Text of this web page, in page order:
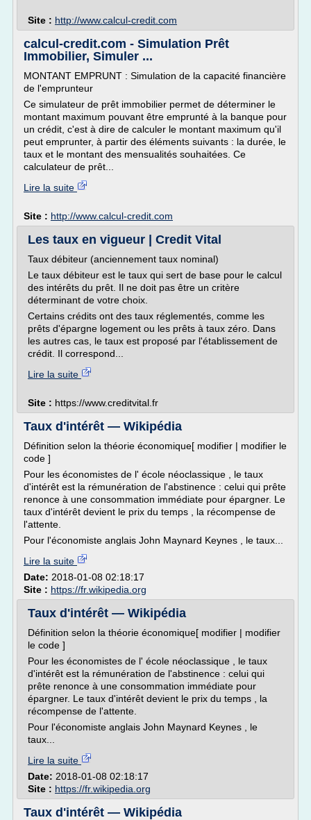
Site : http://www.calcul-credit.com
calcul-credit.com - Simulation Prêt
Immobilier, Simuler ...
MONTANT EMPRUNT : Simulation de la capacité financière
de l'emprunteur
Ce simulateur de prêt immobilier permet de déterminer le
montant maximum pouvant être emprunté à la banque pour
un crédit, c'est à dire de calculer le montant maximum qu'il
peut emprunter, à partir des éléments suivants : la durée, le
taux et le montant des mensualités souhaitées. Ce
calculateur de prêt...
Lire la suite
Site : http://www.calcul-credit.com
Les taux en vigueur | Credit Vital
Taux débiteur (anciennement taux nominal)
Le taux débiteur est le taux qui sert de base pour le calcul
des intérêts du prêt. Il ne doit pas être un critère
déterminant de votre choix.
Certains crédits ont des taux réglementés, comme les
prêts d'épargne logement ou les prêts à taux zéro. Dans
les autres cas, le taux est proposé par l'établissement de
crédit. Il correspond...
Lire la suite
Site : https://www.creditvital.fr
Taux d'intérêt — Wikipédia
Définition selon la théorie économique[ modifier | modifier le
code ]
Pour les économistes de l' école néoclassique , le taux
d'intérêt est la rémunération de l'abstinence : celui qui prête
renonce à une consommation immédiate pour épargner. Le
taux d'intérêt devient le prix du temps , la récompense de
l'attente.
Pour l'économiste anglais John Maynard Keynes , le taux...
Lire la suite
Date: 2018-01-08 02:18:17
Site : https://fr.wikipedia.org
Taux d'intérêt — Wikipédia
Définition selon la théorie économique[ modifier | modifier
le code ]
Pour les économistes de l' école néoclassique , le taux
d'intérêt est la rémunération de l'abstinence : celui qui
prête renonce à une consommation immédiate pour
épargner. Le taux d'intérêt devient le prix du temps , la
récompense de l'attente.
Pour l'économiste anglais John Maynard Keynes , le
taux...
Lire la suite
Date: 2018-01-08 02:18:17
Site : https://fr.wikipedia.org
Taux d'intérêt — Wikipédia